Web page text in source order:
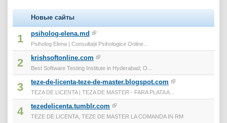
Новые сайты
1 psiholog-elena.md
Psiholog Elena | Consultații Psihologice Online...
2 krishsoftonline.com
Best Software Testing Institute in Hyderabad; O...
3 teze-de-licenta-teze-de-master.blogspot.com
TEZA DE LICENTA | TEZA DE MASTER - FARA PLATA A...
4 tezedelicenta.tumblr.com
TEZE DE LICENTA, TEZE DE MASTER LA COMANDA IN RM